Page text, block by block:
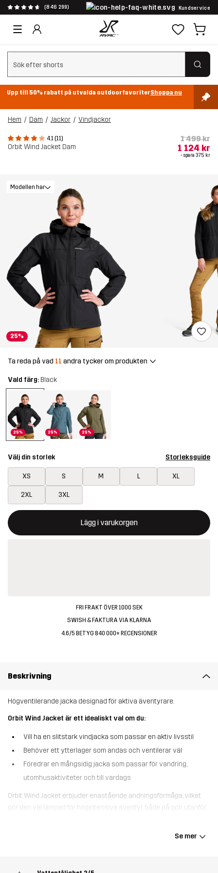
(846 299) Kundservice
Rensa sök
Upp till 50% rabatt på utvalda outdoorfavoriterShoppa nu
Hem Dam Jackor Vindjackor
4.1 (11)
Orbit Wind Jacket Dam
1 499 kr
1 124 kr
- spara 375 kr
25%
Modellen har
Ta reda på vad 11 andra tycker om produkten
Vald färg: Black
25% 25% 25%
Välj din storlek Storleksguide
XS S M L XL
2XL 3XL
Lägg i varukorgen
Denna knapp kommer att öppna en modal som bekräftar en ny
{{size}} inte tillgänglig
FRI FRAKT ÖVER 1000 SEK
SWISH & FAKTURA VIA KLARNA
4.6/5 BETYG 840 000+ RECENSIONER
Beskrivning
Högventilerande jacka designad för aktiva äventyrare.
Orbit Wind Jacket är ett idealiskt val om du:
Vill ha en slitstark vindjacka som passar en aktiv livsstil
Behöver ett ytterlager som andas och ventilerar väl
Föredrar en mångsidig jacka som passar för vandring,
utomhusaktiviteter och till vardags
Orbit Wind Jacket erbjuder enastående andningsförmåga, vilket
gör den väl lämpad för högintensiva äventyr både på och utanför
Se mer